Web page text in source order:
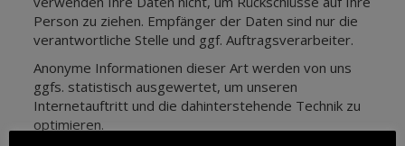
Person zu ziehen. Empfänger der Daten sind nur die
verantwortliche Stelle und ggf. Auftragsverarbeiter.
Anonyme Informationen dieser Art werden von uns
ggfs. statistisch ausgewertet, um unseren
Internetauftritt und die dahinterstehende Technik zu
optimieren.